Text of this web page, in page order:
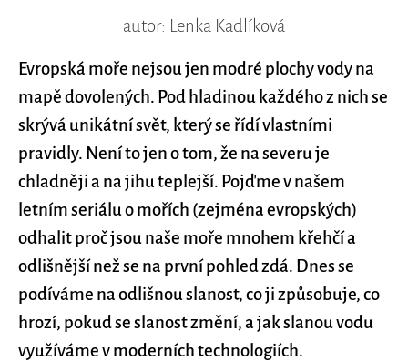
autor: Lenka Kadlíková
Evropská moře nejsou jen modré plochy vody na
mapě dovolených. Pod hladinou každého z nich se
skrývá unikátní svět, který se řídí vlastními
pravidly. Není to jen o tom, že na severu je
chladněji a na jihu teplejší. Pojďme v našem
letním seriálu o mořích (zejména evropských)
odhalit proč jsou naše moře mnohem křehčí a
odlišnější než se na první pohled zdá. Dnes se
podíváme na odlišnou slanost, co ji způsobuje, co
hrozí, pokud se slanost změní, a jak slanou vodu
využíváme v moderních technologiích.